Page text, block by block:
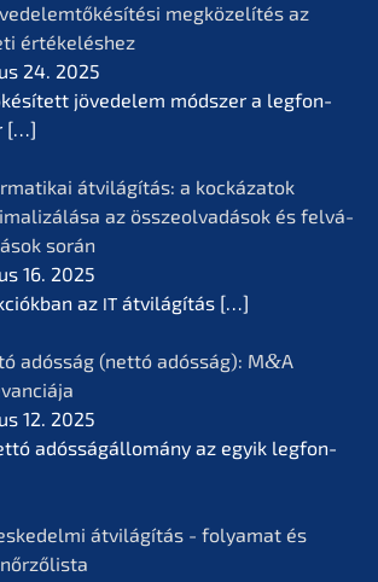
megkö­ze­lí­tés az
értékelés­hez
24. 2025
jövede­lem módszer a legfon­
[…]
átvilá­gí­tás: a kocká­z­a­tok
az összeol­va­dá­sok és felvá­
során
16. 2025
az IT átvilá­gí­tás […]
adósság (nettó adósság): M&A
12. 2025
adóssá­gál­lomá­ny az egyik legfon­
átvilá­gí­tás - folyamat és